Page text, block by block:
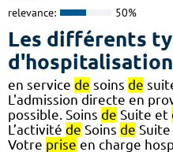
relevance: 50%
Les différents
d'hospitalisation
en service de soins de
L'admission directe en
possible. Soins de Suite et
L’activité de Soins de
Votre prise en charge